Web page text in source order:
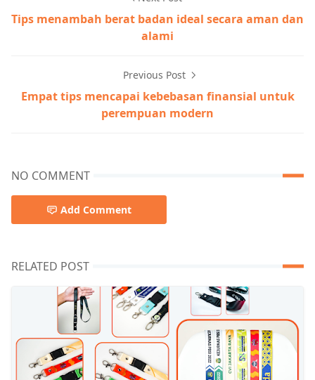
Tips menambah berat badan ideal secara aman dan
alami
Previous Post
Empat tips mencapai kebebasan finansial untuk
perempuan modern
NO COMMENT
Add Comment
RELATED POST